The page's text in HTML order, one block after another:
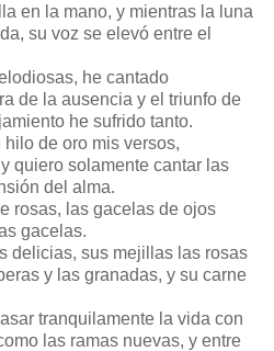
en la mano, y mientras la luna
su voz se elevó entre el
he cantado
de la ausencia y el triunfo de
he sufrido tanto.
de oro mis versos,
quiero solamente cantar las
del alma.
rosas, las gacelas de ojos
gacelas.
delicias, sus mejillas las rosas
y las granadas, y su carne
tranquilamente la vida con
las ramas nuevas, y entre